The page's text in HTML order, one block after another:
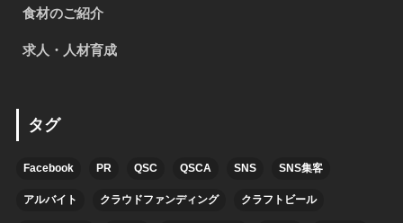
食材のご紹介
求人・人材育成
タグ
Facebook PR QSC QSCA SNS SNS集客
アルバイト クラウドファンディング クラフトビール